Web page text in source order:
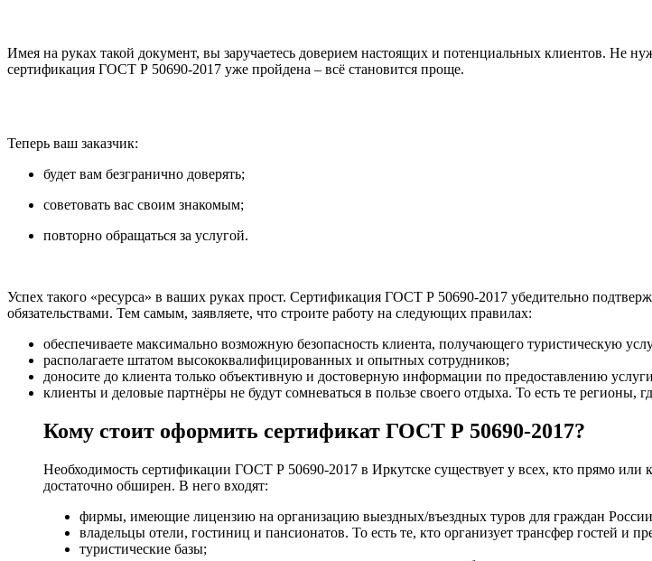
Имея на руках такой документ, вы заручаетесь доверием настоящих и потенциальных клиентов. Не
сертификация ГОСТ Р 50690-2017 уже пройдена – всё становится проще.
Теперь ваш заказчик:
будет вам безгранично доверять;
советовать вас своим знакомым;
повторно обращаться за услугой.
Успех такого «ресурса» в ваших руках прост. Сертификация ГОСТ Р 50690-2017 убедительно
обязательствами. Тем самым, заявляете, что строите работу на следующих правилах:
обеспечиваете максимально возможную безопасность клиента, получающего туристическую
располагаете штатом высококвалифицированных и опытных сотрудников;
доносите до клиента только объективную и достоверную информации по предоставлению
клиенты и деловые партнёры не будут сомневаться в пользе своего отдыха. То есть те регионы,
Кому стоит оформить сертификат ГОСТ Р 50690-2017?
Необходимость сертификации ГОСТ Р 50690-2017 в Иркутске существует у всех, кто прямо
достаточно обширен. В него входят:
фирмы, имеющие лицензию на организацию выездных/въездных туров для граждан
владельцы отели, гостиниц и пансионатов. То есть те, кто организует трансфер гостей и
туристические базы;